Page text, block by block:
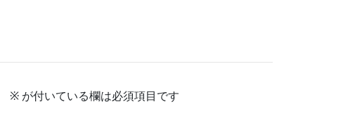
※ が付いている欄は必須項目です